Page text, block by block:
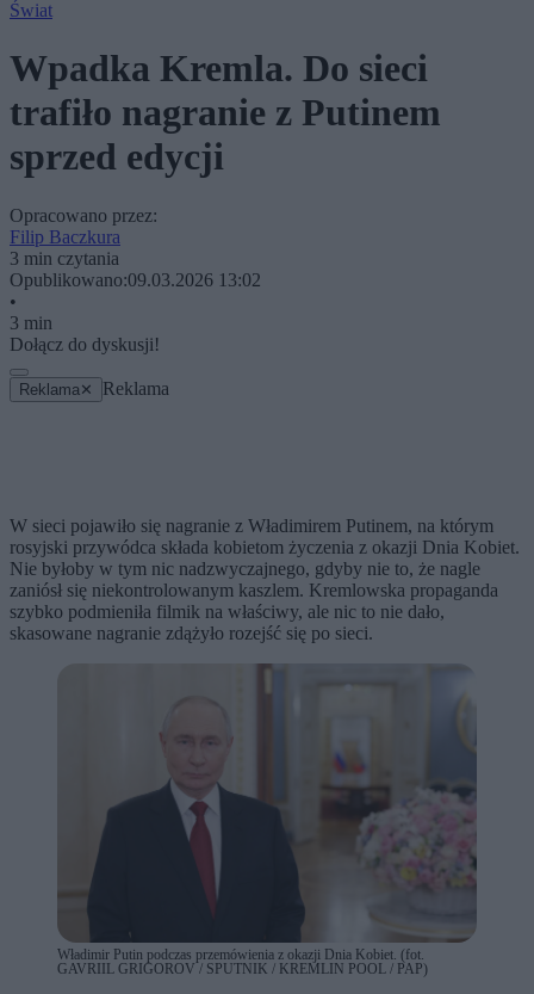
Świat
Wpadka Kremla. Do sieci
trafiło nagranie z Putinem
sprzed edycji
Opracowano przez:
Filip Baczkura
3 min czytania
Opublikowano:09.03.2026 13:02
•
3 min
Dołącz do dyskusji!
Reklama ✕ Reklama
W sieci pojawiło się nagranie z Władimirem Putinem, na którym
rosyjski przywódca składa kobietom życzenia z okazji Dnia Kobiet.
Nie byłoby w tym nic nadzwyczajnego, gdyby nie to, że nagle
zaniósł się niekontrolowanym kaszlem. Kremlowska propaganda
szybko podmieniła filmik na właściwy, ale nic to nie dało,
skasowane nagranie zdążyło rozejść się po sieci.
Władimir Putin podczas przemówienia z okazji Dnia Kobiet. (fot.
GAVRIIL GRIGOROV / SPUTNIK / KREMLIN POOL / PAP)